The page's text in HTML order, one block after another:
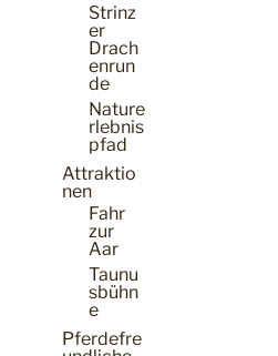
Strinz
er
Drach
enrun
de
Nature
rlebnis
pfad
Attraktio
nen
Fahr
zur
Aar
Taunu
sbühn
e
Pferdefre